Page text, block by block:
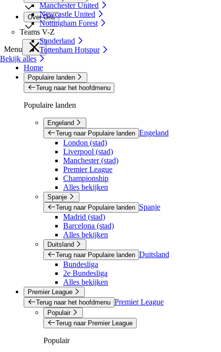
Manchester United
Newcastle United
Nottingham Forest
Teams V-Z
Sunderland
Tottenham Hotspur
Bekijk alles
Over Ons
Menu
Home
Populaire landen
Terug naar het hoofdmenu
Populaire landen
Engeland
Terug naar Populaire landen Engeland
London (stad)
Liverpool (stad)
Manchester (stad)
Premier League
Championship
Alles bekijken
Spanje
Terug naar Populaire landen
Spanje
Madrid (stad)
Barcelona (stad)
Alles bekijken
Duitsland
Terug naar Populaire landen Duitsland
Bundesliga
2e Bundesliga
Alles bekijken
Premier League
Terug naar het hoofdmenu Premier League
Populair
Terug naar Premier League
Populair